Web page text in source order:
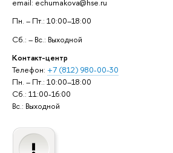
email: echumakova@hse.ru
Пн. – Пт.: 10:00–18:00
Сб.: – Вс.: Выходной
Контакт-центр
Телефон: +7 (812) 980-00-30
Пн. – Пт.: 10:00–18:00
Сб.: 11:00-16:00
Вс.: Выходной